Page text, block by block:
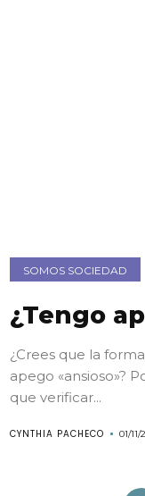
SOMOS SOCIEDAD
¿Tengo
¿Crees que la
apego «ansioso»?
que verificar...
CYNTHIA PACHECO 01/11/